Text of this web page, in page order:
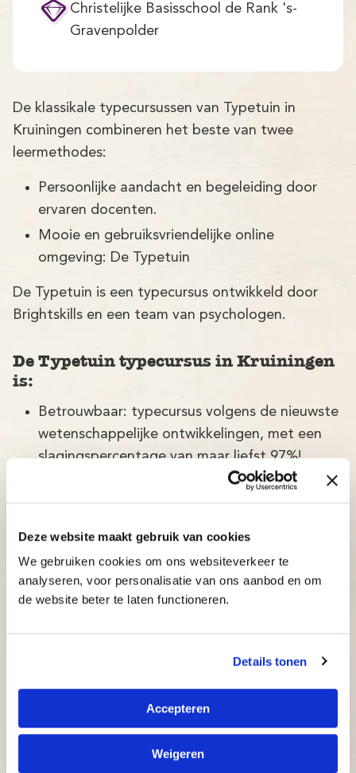
Deze website maakt gebruik van cookies
We gebruiken cookies om ons websiteverkeer te
analyseren, voor personalisatie van ons aanbod en om
de website beter te laten functioneren.
Details tonen
Accepteren
Weigeren
Christelijke Basisschool de Rank 's-
Gravenpolder
De klassikale typecursussen van Typetuin in
Kruiningen combineren het beste van twee
leermethodes:
Persoonlijke aandacht en begeleiding door
ervaren docenten.
Mooie en gebruiksvriendelijke online
omgeving: De Typetuin
De Typetuin is een typecursus ontwikkeld door
Brightskills en een team van psychologen.
De Typetuin typecursus in Kruiningen
is:
Betrouwbaar: typecursus volgens de nieuwste
wetenschappelijke ontwikkelingen, met een
slagingspercentage van maar liefst 97%!
Adaptief: de typecursus past zich direct aan
het niveau van de cursist aan.
Inzichtelijk: docenten en ouders kunnen op elk
Betaalbaar: bekijk onze aantrekkelijke prijzen.